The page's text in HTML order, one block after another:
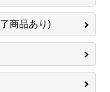
商品あり)